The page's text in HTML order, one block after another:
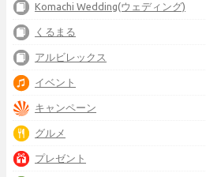
Komachi Wedding(ウェディング)
くるまる
アルビレックス
イベント
キャンペーン
グルメ
プレゼント